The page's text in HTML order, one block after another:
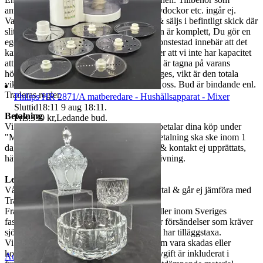
används vid fotografering, som stativ, provdockor etc. ingår ej.
Varorna är begagnade om ej annat anges & säljs i befintligt skick där
slitage kan finnas. Vi garanterar ej att varan är komplett, Du gör en
egen bedömning enligt bilderna. Ej funktionstestad innebär att det
kan saknas delar, att den är ur funktion eller att vi inte har kapacitet
att utföra ett funktionstest. Mått som anges är tagna på varans
högsta/längsta/bredaste del om annat ej anges, vikt är den totala
vikten på varan. Vid frågor måste ni maila oss. Bud är bindande enl.
Traderas regler.
Betalning
Vi använder oss av Traderabetalning. Du betalar dina köp under
"Mina köp". Ni kan Ej betala i butiken. Betalning ska ske inom 1
dagar. Om betalning ej sker inom 3 dagar & kontakt ej upprättats,
hävs köpet & Du spärras från vidare budgivning.
Leverans & Samfrakt
Våra fraktpriser baseras på eget företagsavtal & går ej jämföra med
Traderas rabatterade fraktpriser.
Fraktpriset som står angivet i annonsen gäller inom Sveriges
fastland, extra kostnader kan tillkomma för försändelser som kräver
sjö -& flygfrakt samt orter där fraktbolaget har tilläggstaxa.
Vi ansvarar för risken vid transport, dvs. om vara skadas eller
kommer bort under transport. Emballageavgift är inkluderat i
Auktionsbyra
Philips HR 2871/A matberedare - Hushållsapparat - Mixer
Sluttid18:11 9 aug 18:11 .
Pris:330 kr,Ledande bud.